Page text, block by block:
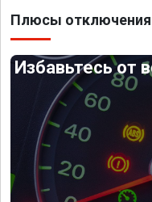
Плюсы отключения
Избавьтесь от